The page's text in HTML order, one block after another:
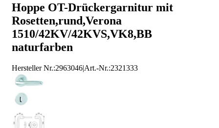
Hoppe Drückergarnituren
Hoppe OT-Drückergarnitur mit
Rosetten,rund,Verona
1510/42KV/42KVS,VK8,BB
naturfarben
Hersteller Nr.:2963046|Art.-Nr.:2321333